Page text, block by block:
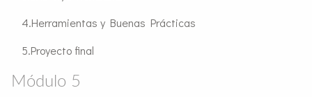
Herramientas y Buenas Prácticas
Proyecto final
Módulo 5